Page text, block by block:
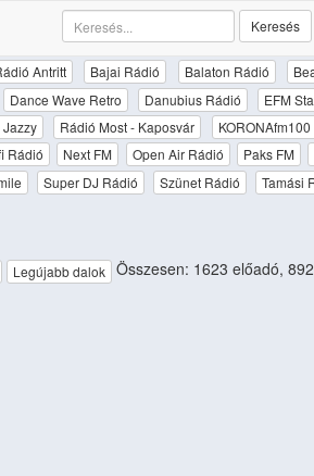
Keresés
Antritt Bajai Rádió Balaton Rádió
Dance Wave Retro Danubius Rádió EFM
Jazzy Rádió Most - Kaposvár KORONAfm100
Rádió Next FM Open Air Rádió Paks FM
Super DJ Rádió Szünet Rádió Tamási
Legújabb dalok Összesen: 1623 előadó,